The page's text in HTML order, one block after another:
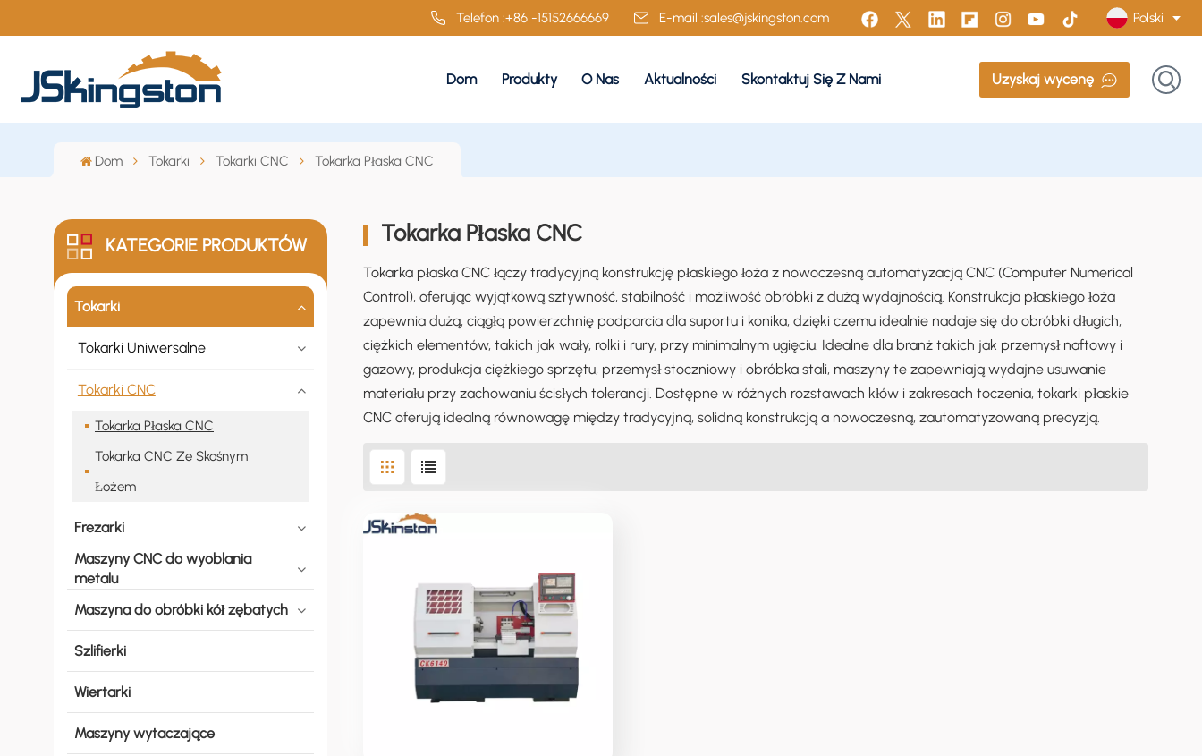
Telefon :+86 -15152666669 E-mail :sales@jskingston.com Polski
English
Português
Türk
Polski
عربي
Dom Produkty O Nas Aktualności Skontaktuj Się Z Nami Uzyskaj wycenę
Dom Tokarki Tokarki CNC Tokarka Płaska CNC
KATEGORIE PRODUKTÓW
Tokarki
Tokarki Uniwersalne
Tokarki CNC
Tokarka Płaska CNC
Tokarka CNC Ze Skośnym
Łożem
Frezarki
Maszyny CNC do wyoblania
metalu
Maszyna do obróbki kół zębatych
Szlifierki
Wiertarki
Maszyny wytaczające
Tokarka Płaska CNC
Tokarka płaska CNC łączy tradycyjną konstrukcję płaskiego łoża z nowoczesną automatyzacją CNC (Computer Numerical
Control), oferując wyjątkową sztywność, stabilność i możliwość obróbki z dużą wydajnością. Konstrukcja płaskiego łoża
zapewnia dużą, ciągłą powierzchnię podparcia dla suportu i konika, dzięki czemu idealnie nadaje się do obróbki długich,
ciężkich elementów, takich jak wały, rolki i rury, przy minimalnym ugięciu. Idealne dla branż takich jak przemysł naftowy i
gazowy, produkcja ciężkiego sprzętu, przemysł stoczniowy i obróbka stali, maszyny te zapewniają wydajne usuwanie
materiału przy zachowaniu ścisłych tolerancji. Dostępne w różnych rozstawach kłów i zakresach toczenia, tokarki płaskie
CNC oferują idealną równowagę między tradycyjną, solidną konstrukcją a nowoczesną, zautomatyzowaną precyzją.